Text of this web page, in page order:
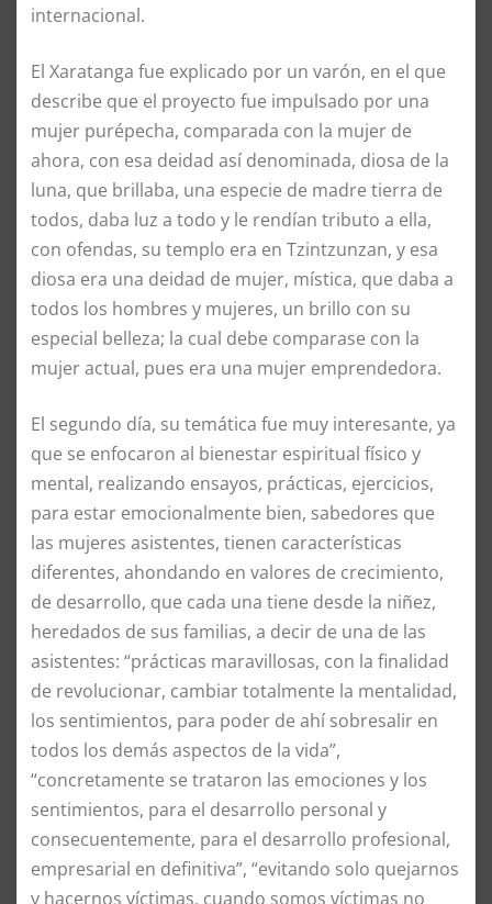
internacional.
El Xaratanga fue explicado por un varón, en el que
describe que el proyecto fue impulsado por una
mujer purépecha, comparada con la mujer de
ahora, con esa deidad así denominada, diosa de la
luna, que brillaba, una especie de madre tierra de
todos, daba luz a todo y le rendían tributo a ella,
con ofendas, su templo era en Tzintzunzan, y esa
diosa era una deidad de mujer, mística, que daba a
todos los hombres y mujeres, un brillo con su
especial belleza; la cual debe comparase con la
mujer actual, pues era una mujer emprendedora.
El segundo día, su temática fue muy interesante, ya
que se enfocaron al bienestar espiritual físico y
mental, realizando ensayos, prácticas, ejercicios,
para estar emocionalmente bien, sabedores que
las mujeres asistentes, tienen características
diferentes, ahondando en valores de crecimiento,
de desarrollo, que cada una tiene desde la niñez,
heredados de sus familias, a decir de una de las
asistentes: “prácticas maravillosas, con la finalidad
de revolucionar, cambiar totalmente la mentalidad,
los sentimientos, para poder de ahí sobresalir en
todos los demás aspectos de la vida”,
“concretamente se trataron las emociones y los
sentimientos, para el desarrollo personal y
consecuentemente, para el desarrollo profesional,
empresarial en definitiva”, “evitando solo quejarnos
y hacernos víctimas, cuando somos víctimas no